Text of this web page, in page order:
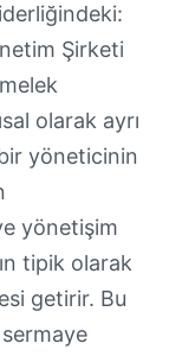
Şirketi
olarak ayrı
yöneticinin
yönetişim
tipik olarak
getirir. Bu